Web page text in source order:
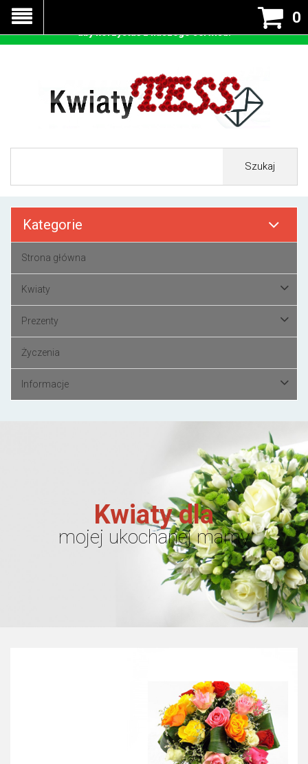
0
Szukaj
Kategorie
Strona główna
Kwiaty
Prezenty
Życzenia
Informacje
Kwiaty dla
mojej ukochanej mamy
Nasza strona korzysta z cookies - czyli tzw ciastek w celu
prawidłowego działania. Zaakceptuj przyjmowanie cookies
aby korzystać z naszego serwisu.